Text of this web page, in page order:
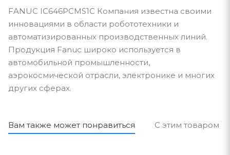
FANUC IC646PCMS1C Компания известна своими
инновациями в области робототехники и
автоматизированных производственных линий.
Продукция Fanuc широко используется в
автомобильной промышленности,
аэрокосмической отрасли, электронике и многих
других сферах.
Вам также может понравиться С этим товаром